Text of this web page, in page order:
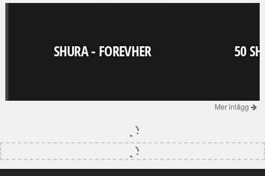
SHURA - FOREVHER 50
Mer inlägg